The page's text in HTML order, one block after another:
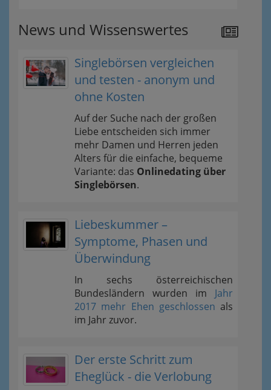
News und Wissenswertes
Singlebörsen vergleichen
und testen - anonym und
ohne Kosten
Auf der Suche nach der großen
Liebe entscheiden sich immer
mehr Damen und Herren jeden
Alters für die einfache, bequeme
Variante: das Onlinedating über
Singlebörsen.
Liebeskummer –
Symptome, Phasen und
Überwindung
In sechs österreichischen
Bundesländern wurden im Jahr
2017 mehr Ehen geschlossen als
im Jahr zuvor.
Der erste Schritt zum
Eheglück - die Verlobung